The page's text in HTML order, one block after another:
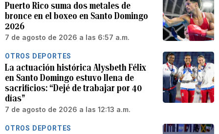
Puerto Rico suma dos metales de
bronce en el boxeo en Santo Domingo
2026
7 de agosto de 2026 a las 6:57 a.m.
OTROS DEPORTES
La actuación histórica Alysbeth Félix
en Santo Domingo estuvo llena de
sacrificios: “Dejé de trabajar por 40
días”
7 de agosto de 2026 a las 12:13 a.m.
OTROS DEPORTES